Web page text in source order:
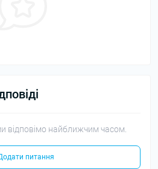
відповімо найближчим часом.
питання